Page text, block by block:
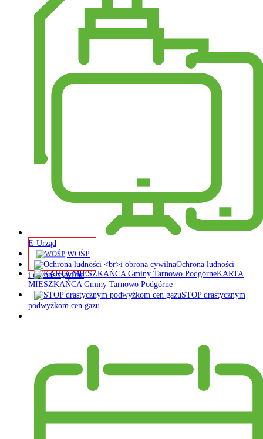
E-Urząd
WOŚP
Ochrona ludności
i obrona cywilna
KARTA
MIESZKAŃCA Gminy Tarnowo Podgórne
STOP drastycznym
podwyżkom cen gazu